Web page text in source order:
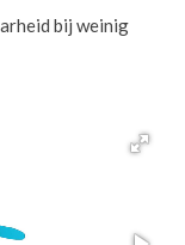
bij weinig